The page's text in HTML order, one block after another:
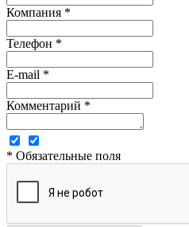
Компания *
Телефон *
E-mail *
Комментарий *
* Обязательные поля